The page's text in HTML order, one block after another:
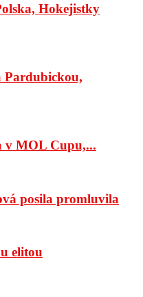
Hokejistky
Pardubickou,
v MOL Cupu,...
posila promluvila
elitou